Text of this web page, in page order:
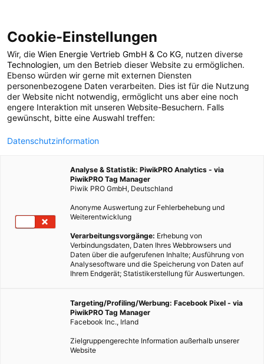
POSTS BY TAG
Zukunftsmotor
1 BEITRAG
Cookie-Einstellungen
Wir, die Wien Energie Vertrieb GmbH & Co KG, nutzen diverse
Technologien, um den Betrieb dieser Website zu ermöglichen.
Ebenso würden wir gerne mit externen Diensten
personenbezogene Daten verarbeiten. Dies ist für die Nutzung
der Website nicht notwendig, ermöglicht uns aber eine noch
engere Interaktion mit unseren Website-Besuchern. Falls
gewünscht, bitte eine Auswahl treffen:
Datenschutzinformation
Analyse & Statistik: PiwikPRO Analytics - via
PiwikPRO Tag Manager
Piwik PRO GmbH, Deutschland
Anonyme Auswertung zur Fehlerbehebung und
Weiterentwicklung
Verarbeitungsvorgänge: Erhebung von
Verbindungsdaten, Daten Ihres Webbrowsers und
Daten über die aufgerufenen Inhalte; Ausführung von
Analysesoftware und die Speicherung von Daten auf
Ihrem Endgerät; Statistikerstellung für Auswertungen.
Targeting/Profiling/Werbung: Facebook Pixel - via
PiwikPRO Tag Manager
Facebook Inc., Irland
Zielgruppengerechte Information außerhalb unserer
Website